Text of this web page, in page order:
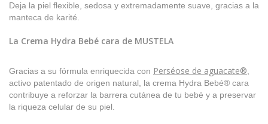
Deja la piel flexible, sedosa y extremadamente suave, gracias a la
manteca de karité.
La Crema Hydra Bebé cara de MUSTELA
Gracias a su fórmula enriquecida con Perséose de aguacate®
activo patentado de origen natural, la crema Hydra Bebé® cara
contribuye a reforzar la barrera cutánea de tu bebé y a preservar
la riqueza celular de su piel.